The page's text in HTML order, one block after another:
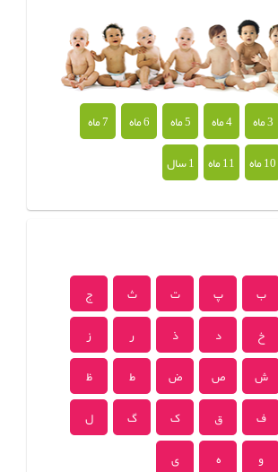
3 ماه 4 ماه 5 ماه 6 ماه
7 ماه
10 ماه 11 ماه 1 سال
ب پ ت ث
ج
خ د ذ ر
ز
ش ص ض ط
ظ
ف ق ک گ
ل
و ه ی